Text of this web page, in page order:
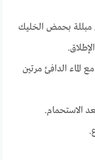
مبللة بحمض الخليك
الدافئ مرتين
الاستحمام.